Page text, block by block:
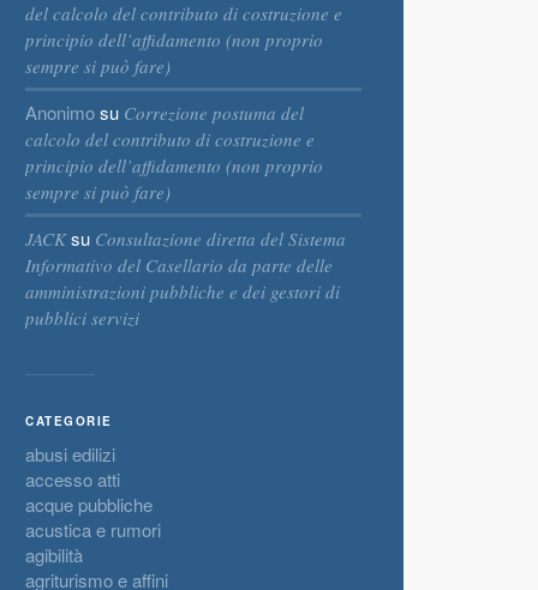
del calcolo del contributo di costruzione e
principio dell’affidamento (non proprio
sempre si può fare)
Anonimosu Correzione postuma del
calcolo del contributo di costruzione e
principio dell’affidamento (non proprio
sempre si può fare)
JACKsu Consultazione diretta del Sistema
Informativo del Casellario da parte delle
amministrazioni pubbliche e dei gestori di
pubblici servizi
CATEGORIE
abusi edilizi
accesso atti
acque pubbliche
acustica e rumori
agibilità
agriturismo e affini